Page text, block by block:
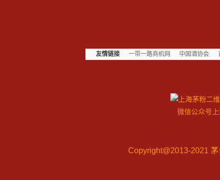
友情链接 一带一路商机网 中国酒协会
微信公众号
Copyright@2013-2021